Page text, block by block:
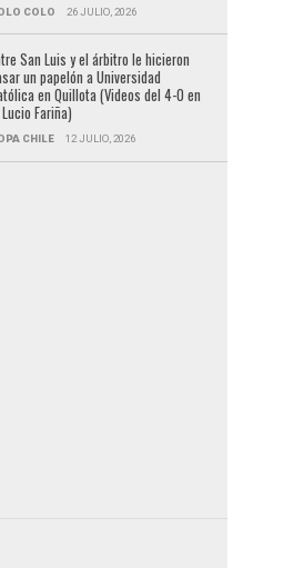
COLO 26 JULIO, 2026
San Luis y el árbitro le hicieron
un papelón a Universidad
en Quillota (Videos del 4-0 en
Fariña)
CHILE 12 JULIO, 2026